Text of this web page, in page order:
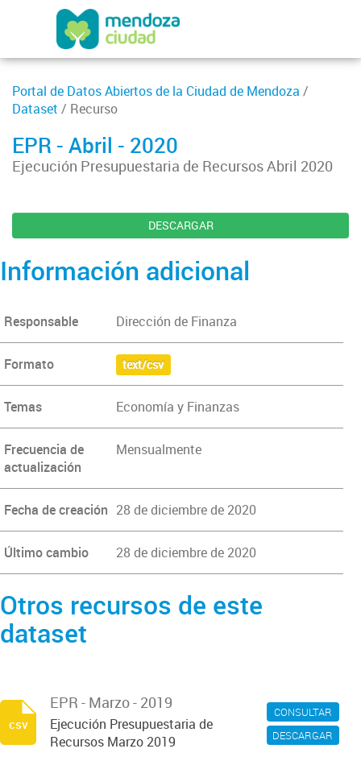
Portal de Datos Abiertos de la Ciudad de Mendoza /
Dataset / Recurso
EPR - Abril - 2020
Ejecución Presupuestaria de Recursos Abril 2020
DESCARGAR
Información adicional
Responsable Dirección de Finanza
Formato text/csv
Temas Economía y Finanzas
Frecuencia de
actualización
Mensualmente
Fecha de creación 28 de diciembre de 2020
Último cambio 28 de diciembre de 2020
Otros recursos de este
dataset
CONSULTAR
DESCARGAR
EPR - Marzo - 2019
Ejecución Presupuestaria de
Recursos Marzo 2019
csv